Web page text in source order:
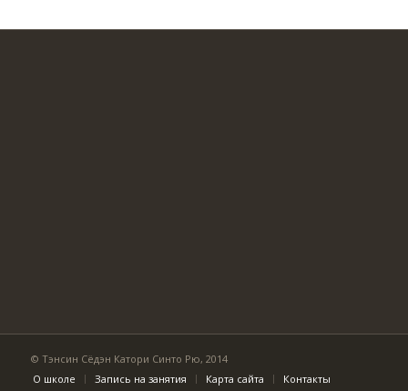
© Тэнсин Сёдэн Катори Синто Рю, 2014
О школе
Запись на занятия Карта сайта Контакты